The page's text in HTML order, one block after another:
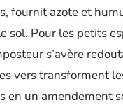
fournit azote et
sol. Pour les petits
s’avère
vers transforment
en un amendement